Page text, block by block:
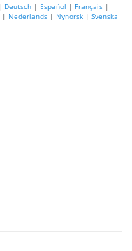
Deutsch | Español | Français |
| Nederlands | Nynorsk | Svenska